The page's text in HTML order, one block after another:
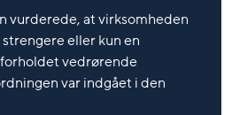
vurderede, at virksomheden
eller kun en
vedrørende
var indgået i den